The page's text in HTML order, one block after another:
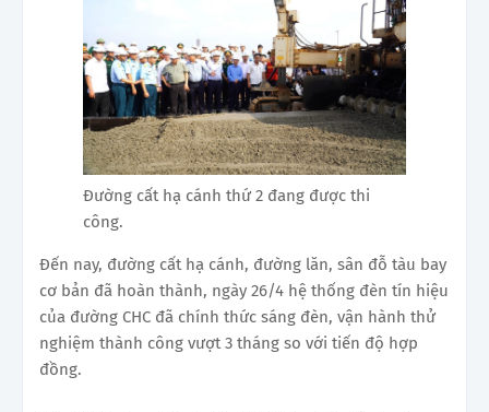
Đường cất hạ cánh thứ 2 đang được thi
công.
Đến nay, đường cất hạ cánh, đường lăn, sân đỗ tàu bay
cơ bản đã hoàn thành, ngày 26/4 hệ thống đèn tín hiệu
của đường CHC đã chính thức sáng đèn, vận hành thử
nghiệm thành công vượt 3 tháng so với tiến độ hợp
đồng.